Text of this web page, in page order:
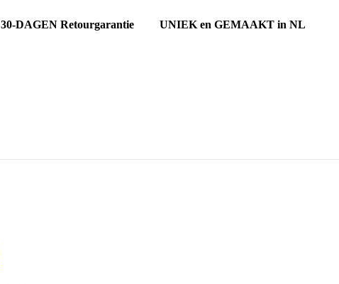
30-DAGEN Retourgarantie UNIEK en GEMAAKT in NL